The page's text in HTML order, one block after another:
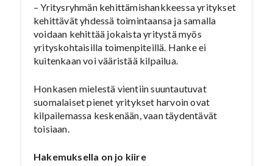
– Yritysryhmän kehittämishankkeessa yritykset
kehittävät yhdessä toimintaansa ja samalla
voidaan kehittää jokaista yritystä myös
yrityskohtaisilla toimenpiteillä. Hanke ei
kuitenkaan voi vääristää kilpailua.
Honkasen mielestä vientiin suuntautuvat
suomalaiset pienet yritykset harvoin ovat
kilpailemassa keskenään, vaan täydentävät
toisiaan.
Hakemuksella on jo kiire